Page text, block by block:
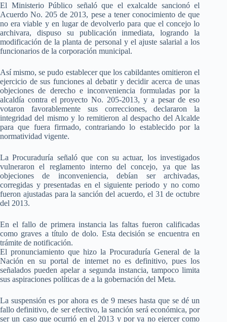
El Ministerio Público señaló que el exalcalde sancionó el
Acuerdo No. 205 de 2013, pese a tener conocimiento de que
no era viable y en lugar de devolverlo para que el concejo lo
archivara, dispuso su publicación inmediata, logrando la
modificación de la planta de personal y el ajuste salarial a los
funcionarios de la corporación municipal.
Así mismo, se pudo establecer que los cabildantes omitieron el
ejercicio de sus funciones al debatir y decidir acerca de unas
objeciones de derecho e inconveniencia formuladas por la
alcaldía contra el proyecto No. 205-2013, y a pesar de eso
votaron favorablemente sus correcciones, declararon la
integridad del mismo y lo remitieron al despacho del Alcalde
para que fuera firmado, contrariando lo establecido por la
normatividad vigente.
La Procuraduría señaló que con su actuar, los investigados
vulneraron el reglamento interno del concejo, ya que las
objeciones de inconveniencia, debían ser archivadas,
corregidas y presentadas en el siguiente periodo y no como
fueron ajustadas para la sanción del acuerdo, el 31 de octubre
del 2013.
En el fallo de primera instancia las faltas fueron calificadas
como graves a título de dolo. Esta decisión se encuentra en
trámite de notificación.
El pronunciamiento que hizo la Procuraduría General de la
Nación en su portal de internet no es definitivo, pues los
señalados pueden apelar a segunda instancia, tampoco limita
sus aspiraciones políticas de a la gobernación del Meta.
La suspensión es por ahora es de 9 meses hasta que se dé un
fallo definitivo, de ser efectivo, la sanción será económica, por
ser un caso que ocurrió en el 2013 y por ya no ejercer como